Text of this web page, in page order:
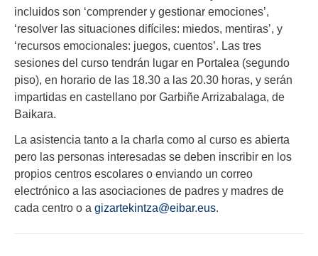
incluidos son ‘comprender y gestionar emociones’,
‘resolver las situaciones difíciles: miedos, mentiras’, y
‘recursos emocionales: juegos, cuentos’. Las tres
sesiones del curso tendrán lugar en Portalea (segundo
piso), en horario de las 18.30 a las 20.30 horas, y serán
impartidas en castellano por Garbiñe Arrizabalaga, de
Baikara.
La asistencia tanto a la charla como al curso es abierta
pero las personas interesadas se deben inscribir en los
propios centros escolares o enviando un correo
electrónico a las asociaciones de padres y madres de
cada centro o a gizartekintza@eibar.eus.